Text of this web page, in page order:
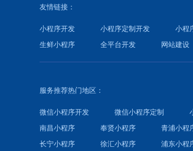
友情链接：
小程序开发 小程序定制开发 小程
生鲜小程序
全平台开发 网站建设
服务推荐热门地区：
微信小程序开发 微信小程序定制
南昌小程序
奉贤小程序 青浦小程
长宁小程序
徐汇小程序 浦东小程